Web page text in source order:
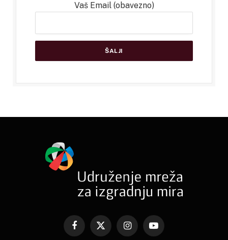
Vaš Email (obavezno)
Facebook
X
InstagramYouTube